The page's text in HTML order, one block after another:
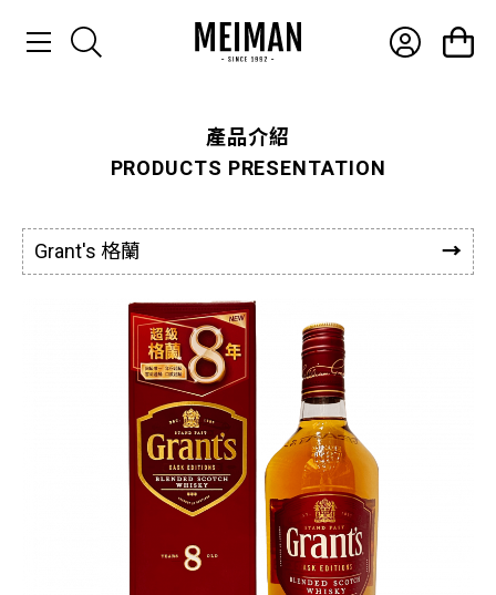
產品介紹
聯絡我們
產品介紹
PRODUCTS PRESENTATION
Grant's 格蘭